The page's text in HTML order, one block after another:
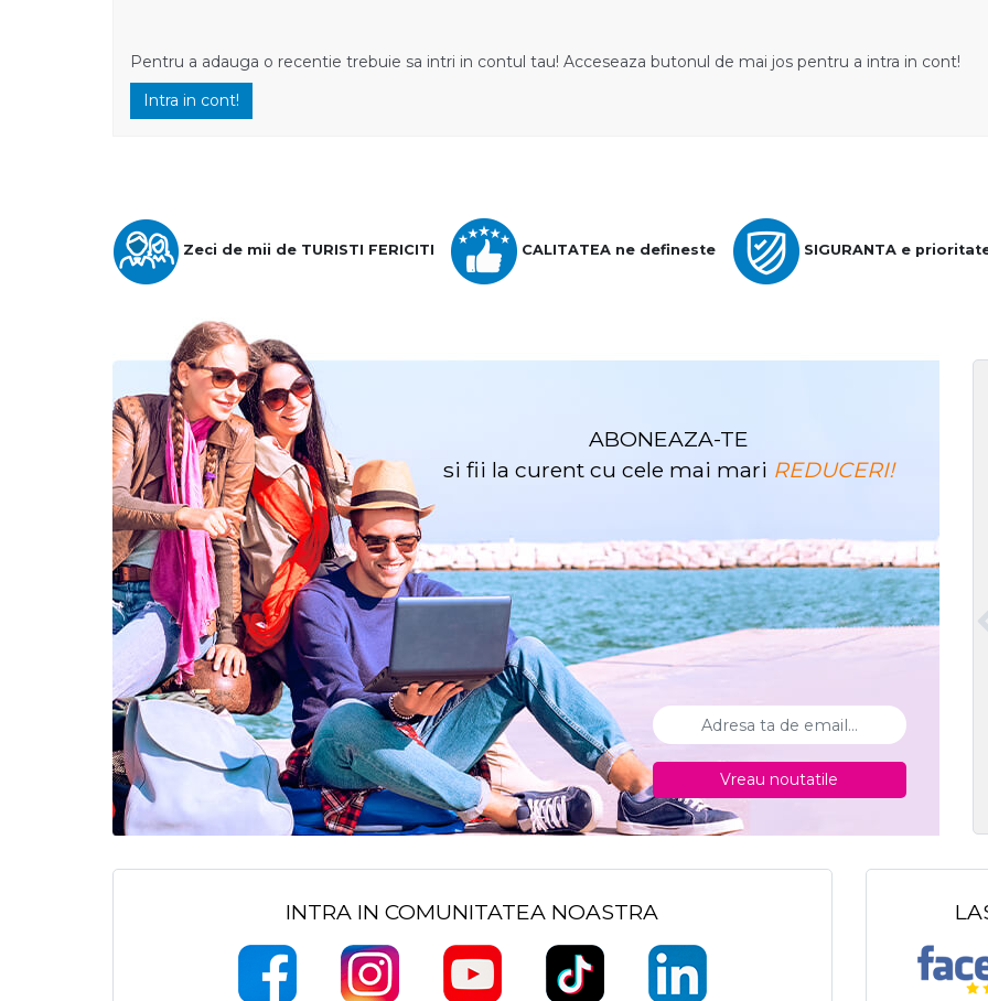
Pentru a adauga o recentie trebuie sa intri in contul tau! Acceseaza butonul de mai jos pentru a intra in cont!
Intra in cont!
Zeci de mii de TURISTI FERICITI CALITATEA ne defineste SIGURANTA e
ABONEAZA-TE
si fii la curent cu cele mai mari REDUCERI!
Vreau noutatile
INTRA IN COMUNITATEA NOASTRA